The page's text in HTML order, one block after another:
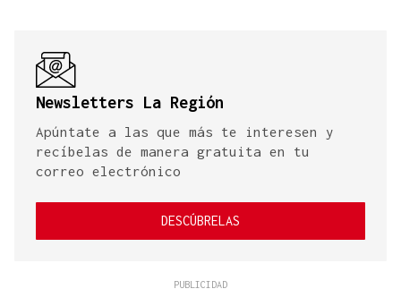
Newsletters La Región
Apúntate a las que más te interesen y
recíbelas de manera gratuita en tu
correo electrónico
DESCÚBRELAS